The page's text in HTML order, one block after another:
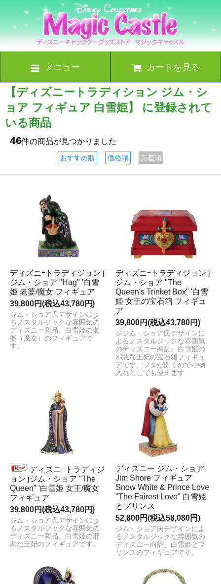
メニュー カートを見る
【ディズニートラディション ジム・シ
ョア フィギュア 白雪姫】 に登録されて
いる商品
46件の商品が見つかりました
おすすめ順 価格順 新着順
ディズニｰトラディジョン j
ジム・ショア "Hag" '白雪
姫 老婆/魔女 フィギュア
39,800円(税込43,780円)
ジム・ショア氏デザインによ
るノスタルジックな雰囲気の
ディズニー商品。白雪姫の老
婆（魔女）のフィギュアで
す。
ディズニｰトラディジョン j
ジム・ショア "The
Queen's Trinket Box" '白雪
姫 女王の宝石箱 フィギュ
ア
39,800円(税込43,780円)
ジジム・ショア氏デザインに
よるノスタルジックな雰囲気
のディズニー商品。白雪姫の
邪悪な王妃の宝石箱フィギュ
アです、フタが開くので小物
入れとしても使えます
ディズニｰトラディジ
ョン jジム・ショア "The
Queen" '白雪姫 女王/魔女
フィギュア
39,800円(税込43,780円)
ジム・ショア氏デザインによ
るノスタルジックな雰囲気の
ディズニー商品。白雪姫の邪
悪な王妃のフィギュアです。
ディズニー ジム・ショア
Jim Shore フィギュア
Snow White & Prince Love
"The Fairest Love" 白雪姫
とプリンス
52,800円(税込58,080円)
ジム・ショア氏デザインによ
るノスタルジックな雰囲気の
ディズニー商品、白雪姫とプ
リンスのフィギュアです。